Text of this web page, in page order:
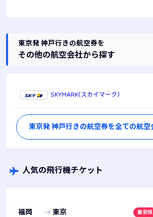
東京発 神戸行きの航空券を
その他の航空会社から探す
SKYMARK(スカイマーク)
東京発 神戸行きの航空券を全ての航空
人気の飛行機チケット
福岡 東京 最安値